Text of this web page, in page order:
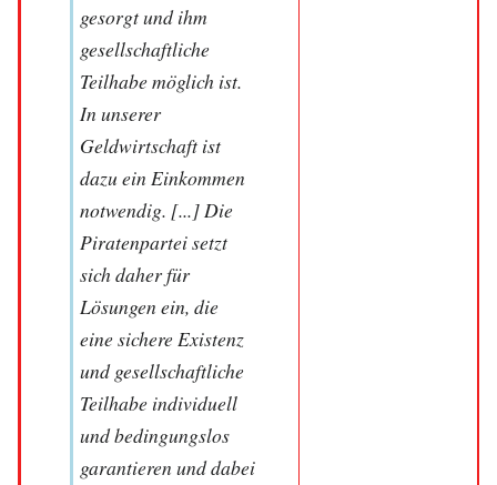
gesorgt und ihm
gesellschaftliche
Teilhabe möglich ist.
In unserer
Geldwirtschaft ist
dazu ein Einkommen
notwendig. [...] Die
Piratenpartei setzt
sich daher für
Lösungen ein, die
eine sichere Existenz
und gesellschaftliche
Teilhabe individuell
und bedingungslos
garantieren und dabei